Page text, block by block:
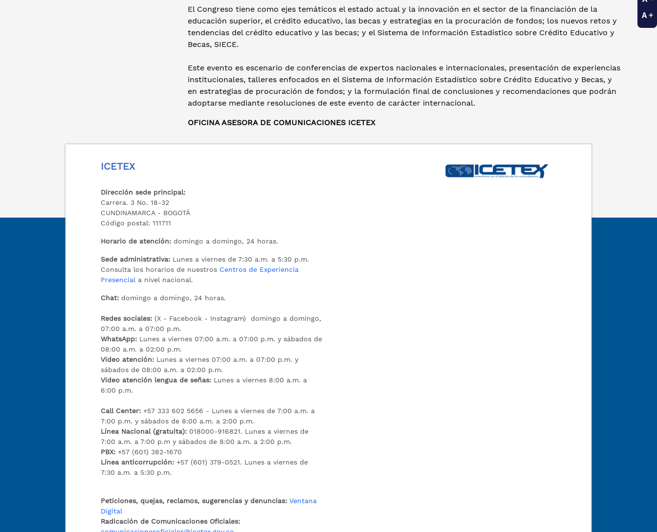
El Congreso tiene como ejes temáticos el estado actual y la innovación en el sector de la financiación de la
educación superior, el crédito educativo, las becas y estrategias en la procuración de fondos; los nuevos retos y
tendencias del crédito educativo y las becas; y el Sistema de Información Estadístico sobre Crédito Educativo y
Becas, SIECE.
Este evento es escenario de conferencias de expertos nacionales e internacionales, presentación de experiencias
institucionales, talleres enfocados en el Sistema de Información Estadístico sobre Crédito Educativo y Becas, y
en estrategias de procuración de fondos; y la formulación final de conclusiones y recomendaciones que podrán
adoptarse mediante resoluciones de este evento de carácter internacional.
OFICINA ASESORA DE COMUNICACIONES ICETEX
ICETEX
Dirección sede principal:
Carrera. 3 No. 18-32
CUNDINAMARCA - BOGOTÁ
Código postal: 111711
Horario de atención: domingo a domingo, 24 horas.
Sede administrativa: Lunes a viernes de 7:30 a.m. a 5:30 p.m.
Consulta los horarios de nuestros Centros de Experiencia
Presencial a nivel nacional.
Chat: domingo a domingo, 24 horas.
Redes sociales: (X - Facebook - Instagram) domingo a domingo,
07:00 a.m. a 07:00 p.m.
WhatsApp: Lunes a viernes 07:00 a.m. a 07:00 p.m. y sábados de
08:00 a.m. a 02:00 p.m.
Video atención: Lunes a viernes 07:00 a.m. a 07:00 p.m. y
sábados de 08:00 a.m. a 02:00 p.m.
Video atención lengua de señas: Lunes a viernes 8:00 a.m. a
6:00 p.m.
Call Center:+57 333 602 5656 - Lunes a viernes de 7:00 a.m. a
7:00 p.m. y sábados de 8:00 a.m. a 2:00 p.m.
Línea Nacional (gratuita): 018000-916821. Lunes a viernes de
7:00 a.m. a 7:00 p.m y sábados de 8:00 a.m. a 2:00 p.m.
PBX:+57 (601) 382-1670
Línea anticorrupción:+57 (601) 379-0521. Lunes a viernes de
7:30 a.m. a 5:30 p.m.
Peticiones, quejas, reclamos, sugerencias y denuncias: Ventana
Digital
Radicación de Comunicaciones Oficiales: